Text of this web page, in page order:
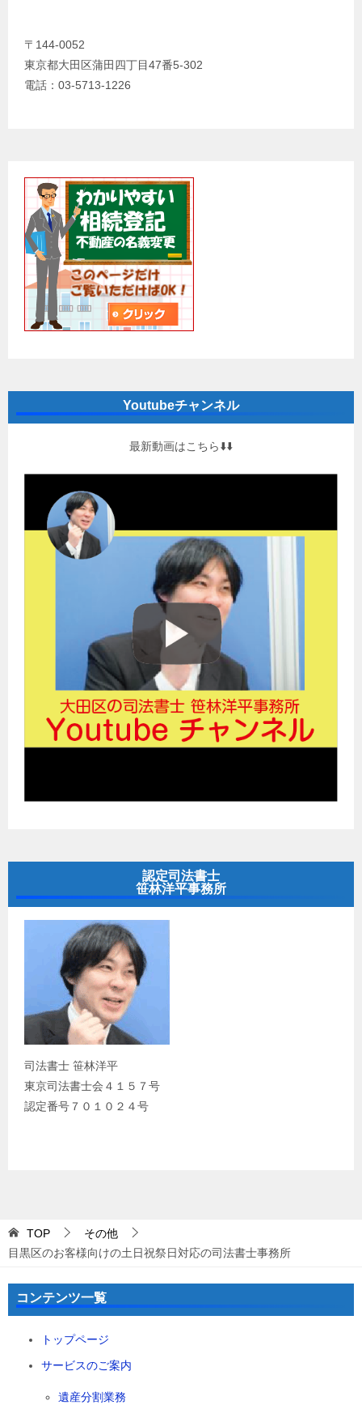
〒144-0052
東京都大田区蒲田四丁目47番5-302
電話：03-5713-1226
Youtubeチャンネル
最新動画はこちら⬇️⬇️
認定司法書士
笹林洋平事務所
司法書士 笹林洋平
東京司法書士会４１５７号
認定番号７０１０２４号
TOP
その他
目黒区のお客様向けの土日祝祭日対応の司法書士事務所
コンテンツ一覧
トップページ
サービスのご案内
遺産分割業務